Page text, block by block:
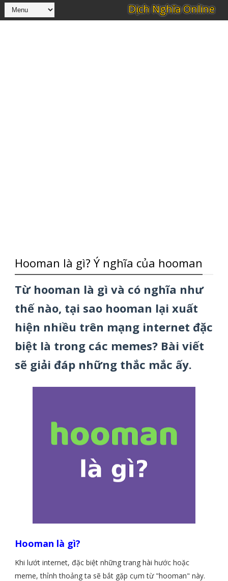
Hooman là gì? Ý nghĩa của hooman
Từ hooman là gì và có nghĩa như
thế nào, tại sao hooman lại xuất
hiện nhiều trên mạng internet đặc
biệt là trong các memes? Bài viết
sẽ giải đáp những thắc mắc ấy.
Hooman là gì?
Khi lướt internet, đặc biệt những trang hài hước hoặc
meme, thỉnh thoảng ta sẽ bắt gặp cụm từ "hooman" này.